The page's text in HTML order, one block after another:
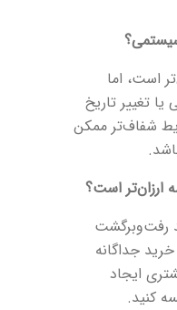
است، اما
تغییر تاریخ
شفاف‌تر ممکن
ارزان‌تر است؟
رفت‌وبرگشت
جداگانه
ایجاد
کنید.